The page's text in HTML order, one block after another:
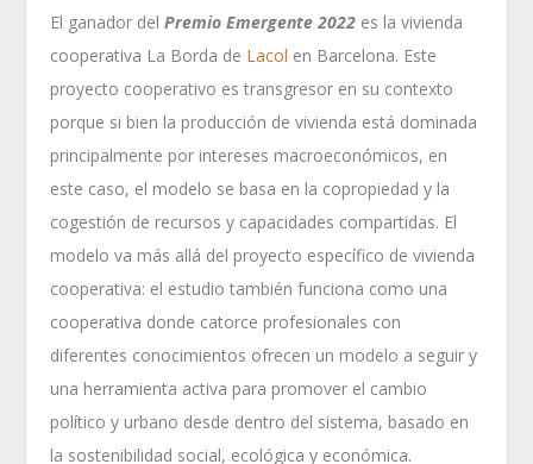
El ganador delPremio Emergente 2022 es la vivienda
cooperativa La Borda de Lacol en Barcelona. Este
proyecto cooperativo es transgresor en su contexto
porque si bien la producción de vivienda está dominada
principalmente por intereses macroeconómicos, en
este caso, el modelo se basa en la copropiedad y la
cogestión de recursos y capacidades compartidas. El
modelo va más allá del proyecto específico de vivienda
cooperativa: el estudio también funciona como una
cooperativa donde catorce profesionales con
diferentes conocimientos ofrecen un modelo a seguir y
una herramienta activa para promover el cambio
político y urbano desde dentro del sistema, basado en
la sostenibilidad social, ecológica y económica.